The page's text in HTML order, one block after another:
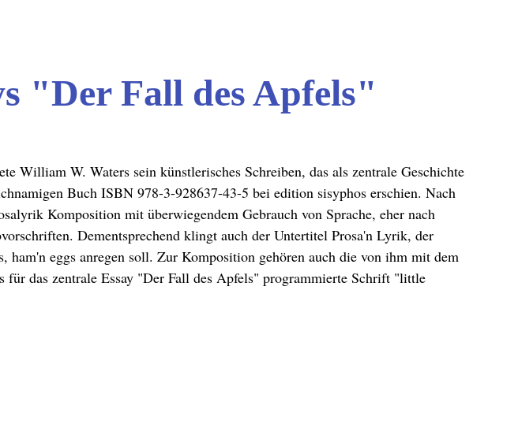
"Der Fall des Apfels"
William W. Waters sein künstlerisches Schreiben, das als zentrale Geschichte
Buch ISBN 978-3-928637-43-5 bei edition sisyphos erschien. Nach
Komposition mit überwiegendem Gebrauch von Sprache, eher nach
Dementsprechend klingt auch der Untertitel Prosa'n Lyrik, der
ham'n eggs anregen soll. Zur Komposition gehören auch die von ihm mit dem
für das zentrale Essay "Der Fall des Apfels" programmierte Schrift "little